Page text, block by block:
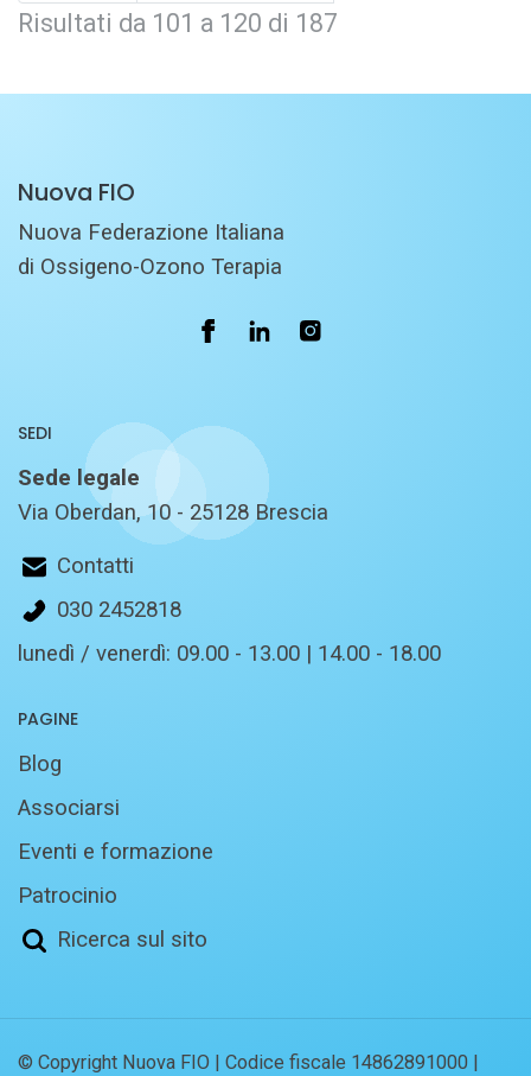
Risultati da 101 a 120 di 187
Nuova FIO
Nuova Federazione Italiana
di Ossigeno-Ozono Terapia
SEDI
Sede legale
Via Oberdan, 10 - 25128 Brescia
Contatti
030 2452818
lunedì / venerdì: 09.00 - 13.00 | 14.00 - 18.00
PAGINE
Blog
Associarsi
Eventi e formazione
Patrocinio
Ricerca sul sito
© Copyright Nuova FIO | Codice fiscale 14862891000 |